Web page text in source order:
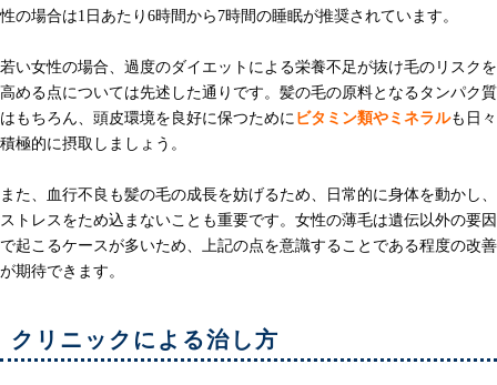
性の場合は1日あたり6時間から7時間の睡眠が推奨されています。
若い女性の場合、過度のダイエットによる栄養不足が抜け毛のリスクを
高める点については先述した通りです。髪の毛の原料となるタンパク質
はもちろん、頭皮環境を良好に保つために ビタミン類やミネラルも日々
積極的に摂取しましょう。
また、血行不良も髪の毛の成長を妨げるため、日常的に身体を動かし、
ストレスをため込まないことも重要です。女性の薄毛は遺伝以外の要因
で起こるケースが多いため、上記の点を意識することである程度の改善
が期待できます。
クリニックによる治し方